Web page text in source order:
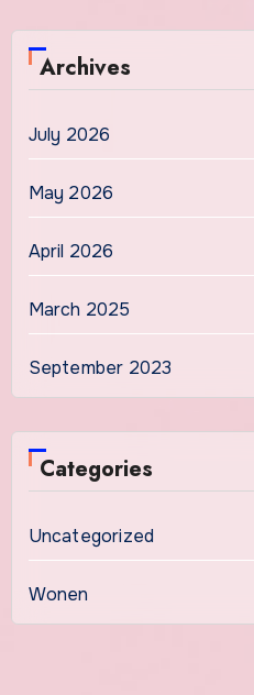
Archives
July 2026
May 2026
April 2026
March 2025
September 2023
Categories
Uncategorized
Wonen